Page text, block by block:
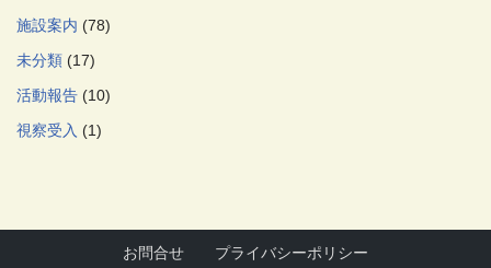
施設案内 (78)
未分類 (17)
活動報告 (10)
視察受入 (1)
お問合せ プライバシーポリシー